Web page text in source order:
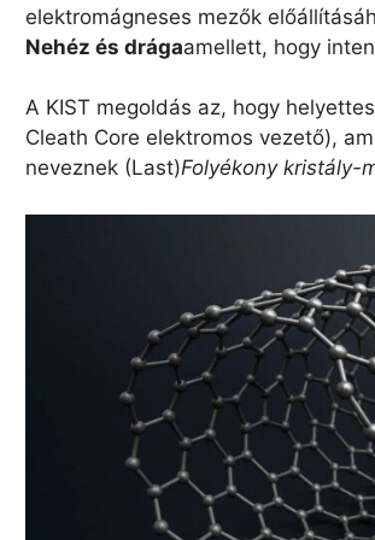
elektromágneses mezők
Nehéz és drágaamellett, hogy
A KIST megoldás az, hogy
Cleath Core elektromos vezető),
neveznek (Last)Folyékony kristály-